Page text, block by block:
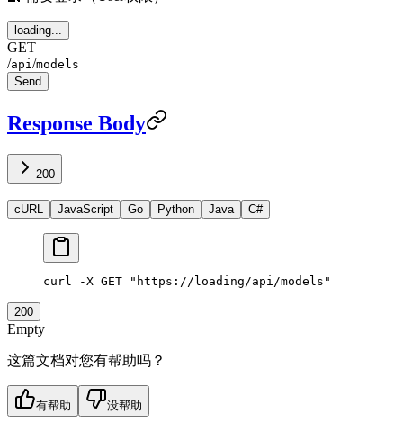
loading...
GET
/api /models
Send
Response Body
200
cURL JavaScript Go Python Java C#
curl -X GET "https://loading/api/models"
200
Empty
这篇文档对您有帮助吗？
有帮助 没帮助